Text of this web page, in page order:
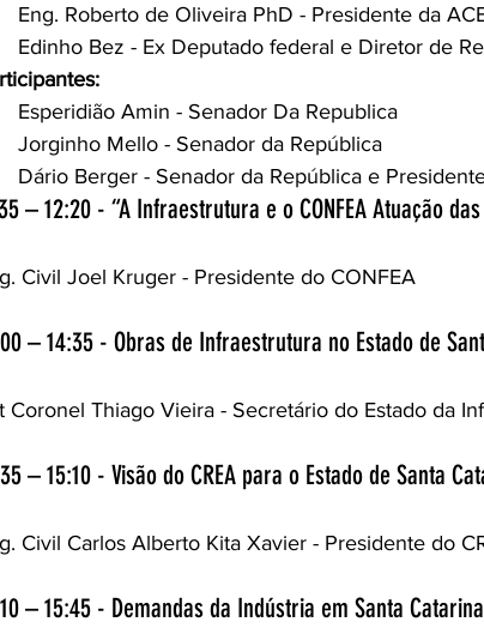
Eng. Roberto de Oliveira PhD - Presidente da
Edinho Bez - Ex Deputado federal e Diretor de
Esperidião Amin - Senador Da Republica
Jorginho Mello - Senador da República
Dário Berger - Senador da República e
– 12:20 - “A Infraestrutura e o CONFEA Atuação
Civil Joel Kruger - Presidente do CONFEA
– 14:35 - Obras de Infraestrutura no Estado de
Coronel Thiago Vieira - Secretário do Estado da
– 15:10 - Visão do CREA para o Estado de Santa
Civil Carlos Alberto Kita Xavier - Presidente do
– 15:45 - Demandas da Indústria em Santa Catarina